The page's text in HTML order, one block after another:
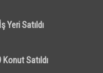
Yeri Satıldı
Satıldı